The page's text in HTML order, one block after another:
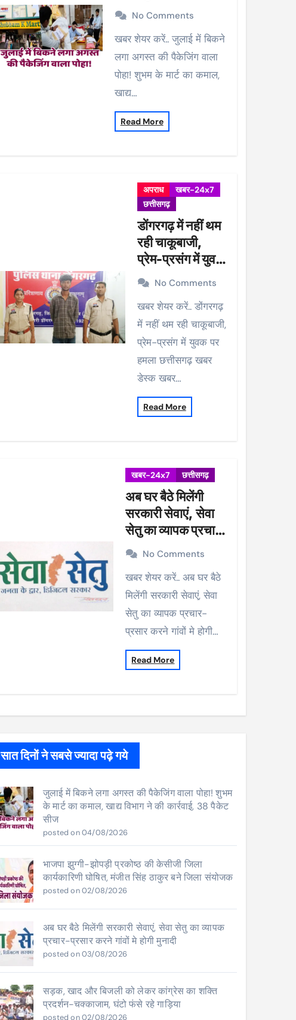
कमाल, खाद्य विभाग ने की
कार्रवाई, 38 पैकेट सीज
No Comments
खबर शेयर करें.. जुलाई में बिकने
लगा अगस्त की पैकेजिंग वाला
पोहा! शुभम के मार्ट का कमाल,
खाद्य…
Read More
अपराध
खबर-24x7
छत्तीसगढ़
डोंगरगढ़ में नहीं थम
रही चाकूबाजी,
प्रेम-प्रसंग में युवक
पर हमलाNo Comments
खबर शेयर करें.. डोंगरगढ़
में नहीं थम रही चाकूबाजी,
प्रेम-प्रसंग में युवक पर
हमला छत्तीसगढ़ खबर
डेस्क खबर…
Read More
खबर-24x7 छत्तीसगढ़
अब घर बैठे मिलेंगी
सरकारी सेवाएं, सेवा
सेतु का व्यापक प्रचार-
प्रसार करने गांवों मे
होगी मुनादी
No Comments
खबर शेयर करें.. अब घर बैठे
मिलेंगी सरकारी सेवाएं, सेवा
सेतु का व्यापक प्रचार-
प्रसार करने गांवों मे होगी…
Read More
सात दिनों ने सबसे ज्यादा पढ़े गये
जुलाई में बिकने लगा अगस्त की पैकेजिंग वाला पोहा! शुभम
के मार्ट का कमाल, खाद्य विभाग ने की कार्रवाई, 38 पैकेट
सीज
posted on 04/08/2026
भाजपा झुग्गी-झोपड़ी प्रकोष्ठ की केसीजी जिला
कार्यकारिणी घोषित, मंजीत सिंह ठाकुर बने जिला संयोजक
posted on 02/08/2026
अब घर बैठे मिलेंगी सरकारी सेवाएं, सेवा सेतु का व्यापक
प्रचार-प्रसार करने गांवों मे होगी मुनादी
posted on 03/08/2026
सड़क, खाद और बिजली को लेकर कांग्रेस का शक्ति
प्रदर्शन-चक्काजाम, घंटो फंसे रहे गाड़िया
posted on 02/08/2026